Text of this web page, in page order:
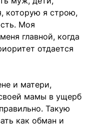
которую я строю,
Моя
главной, когда
отдается
и матери,
мамы в ущерб
Такую
как обман и